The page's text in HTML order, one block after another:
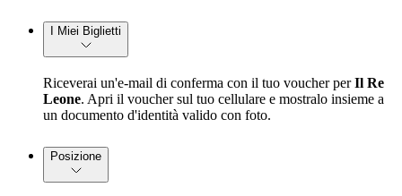
I Miei Biglietti
Riceverai un'e-mail di conferma con il tuo voucher perIl Re
Leone. Apri il voucher sul tuo cellulare e mostralo insieme a
un documento d'identità valido con foto.
Posizione